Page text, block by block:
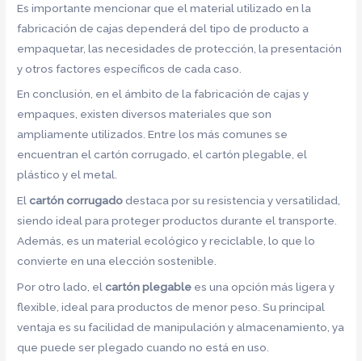
Es importante mencionar que el material utilizado en la
fabricación de cajas dependerá del tipo de producto a
empaquetar, las necesidades de protección, la presentación
y otros factores específicos de cada caso.
En conclusión, en el ámbito de la fabricación de cajas y
empaques, existen diversos materiales que son
ampliamente utilizados. Entre los más comunes se
encuentran el cartón corrugado, el cartón plegable, el
plástico y el metal.
Elcartón corrugadodestaca por su resistencia y versatilidad,
siendo ideal para proteger productos durante el transporte.
Además, es un material ecológico y reciclable, lo que lo
convierte en una elección sostenible.
Por otro lado, elcartón plegable es una opción más ligera y
flexible, ideal para productos de menor peso. Su principal
ventaja es su facilidad de manipulación y almacenamiento, ya
que puede ser plegado cuando no está en uso.